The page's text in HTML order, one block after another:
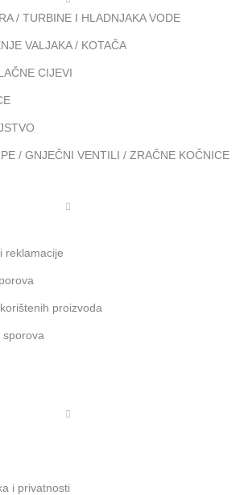
/ TURBINE I HLADNJAKA VODE
VALJAKA / KOTAČA
CIJEVI
/ GNJEČNI VENTILI / ZRAČNE KOČNICE
reklamacije
proizvoda
sporova
i privatnosti